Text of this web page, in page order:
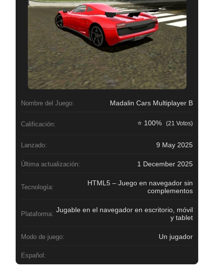
Nombre del Juego: Madalin Cars Multiplayer B
Calificación: ⭐ 100% (21 Votos)
Lanzado: 9 May 2025
Última actualización: 1 December 2025
Tecnología:
HTML5 – Juego en navegador sin
complementos
Plataforma: Jugable en el navegador en escritorio, móvil
y tablet
Modo de juego: Un jugador
Español: